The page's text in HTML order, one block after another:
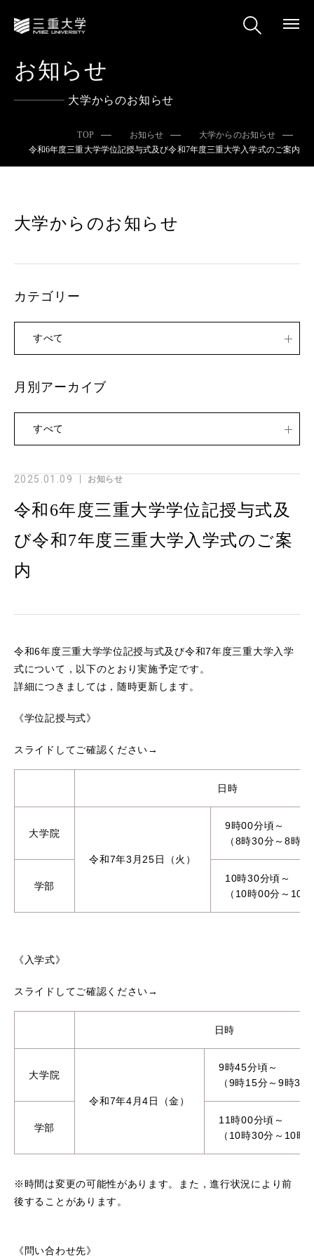
お知らせ
大学からのお知らせ
TOP お知らせ
大学からのお知らせ
令和6年度三重大学学位記授与式及び令和7年度三重大学入学式のご案内
2025.01.09 お知らせ
令和6年度三重大学学位記授与式及
び令和7年度三重大学入学式のご案
内
令和6年度三重大学学位記授与式及び令和7年度三重大学入学
式について，以下のとおり実施予定です。
詳細につきましては，随時更新します。
《学位記授与式》
スライドしてご確認ください→
日時
大学院
令和7年3月25日（火）
9時00分頃～
（8時30分～8時
学部
10時30分頃～
（10時00分～10
《入学式》
スライドしてご確認ください→
日時
大学院
令和7年4月4日（金）
9時45分頃～
（9時15分～9時30
学部
11時00分頃～
（10時30分～10時
※時間は変更の可能性があります。また，進行状況により前
後することがあります。
《問い合わせ先》
大学からのお知らせ
カテゴリー
すべて
月別アーカイブ
すべて